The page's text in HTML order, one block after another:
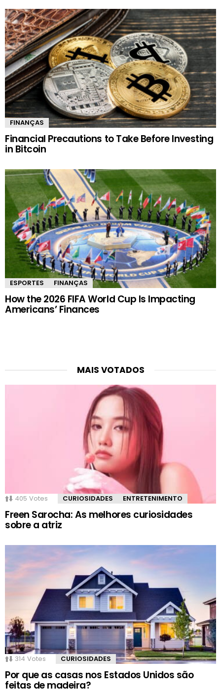
FINANÇAS
Financial Precautions to Take Before Investing
in Bitcoin
ESPORTES FINANÇAS
How the 2026 FIFA World Cup Is Impacting
Americans’ Finances
MAIS VOTADOS
405 Votes CURIOSIDADES ENTRETENIMENTO
Freen Sarocha: As melhores curiosidades
sobre a atriz
314 Votes CURIOSIDADES
Por que as casas nos Estados Unidos são
feitas de madeira?